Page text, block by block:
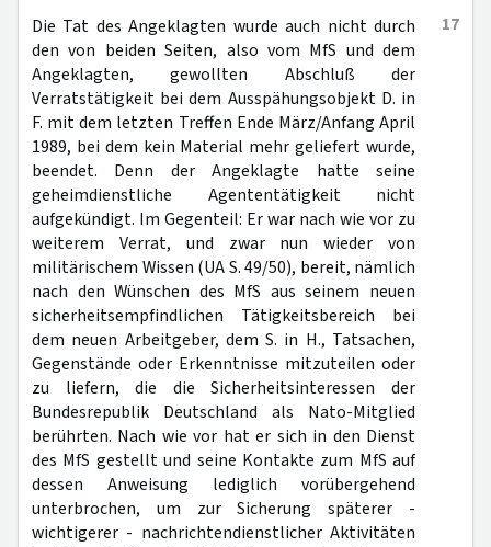
17
Die Tat des Angeklagten wurde auch nicht durch
den von beiden Seiten, also vom MfS und dem
Angeklagten, gewollten Abschluß der
Verratstätigkeit bei dem Ausspähungsobjekt D. in
F. mit dem letzten Treffen Ende März/Anfang April
1989, bei dem kein Material mehr geliefert wurde,
beendet. Denn der Angeklagte hatte seine
geheimdienstliche Agententätigkeit nicht
aufgekündigt. Im Gegenteil: Er war nach wie vor zu
weiterem Verrat, und zwar nun wieder von
militärischem Wissen (UA S. 49/50), bereit, nämlich
nach den Wünschen des MfS aus seinem neuen
sicherheitsempfindlichen Tätigkeitsbereich bei
dem neuen Arbeitgeber, dem S. in H., Tatsachen,
Gegenstände oder Erkenntnisse mitzuteilen oder
zu liefern, die die Sicherheitsinteressen der
Bundesrepublik Deutschland als Nato-Mitglied
berührten. Nach wie vor hat er sich in den Dienst
des MfS gestellt und seine Kontakte zum MfS auf
dessen Anweisung lediglich vorübergehend
unterbrochen, um zur Sicherung späterer -
wichtigerer - nachrichtendienstlicher Aktivitäten